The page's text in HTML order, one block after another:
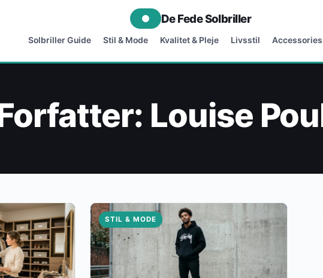
De Fede Solbriller
Solbriller Guide Stil & Mode Kvalitet & Pleje Livsstil
Louise
STIL & MODE